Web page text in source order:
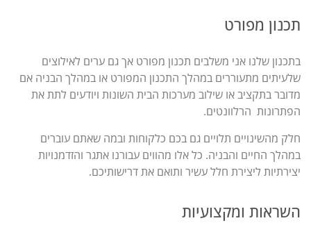
תכנון מפורט
בתכנון שלנו אני משלבים תכנון מפורט אך גם ערים לאילוצים
שלעיתים מתעוררים במהלך התכנון המפורט או במהלך הבניה אם
מדובר בתקציב או שילוב מערכות הבית השונות ויודעים לתת את
הפתרונות הרלוונטים.
חלק מהשינויים תלויים גם בכם כלקוחות ובמה שאתם עוברים
במהלך החיים והבניה. כל אלו מהווים עבורנו אתגר והזדמנויות
יצירתיות ליצירת חלל עשיר ותואם את דרישותיכם.
השראות ומקצועיות